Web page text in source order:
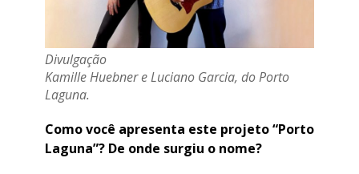
Divulgação
Kamille Huebner e Luciano Garcia, do Porto
Laguna.
Como você apresenta este projeto “Porto
Laguna”? De onde surgiu o nome?